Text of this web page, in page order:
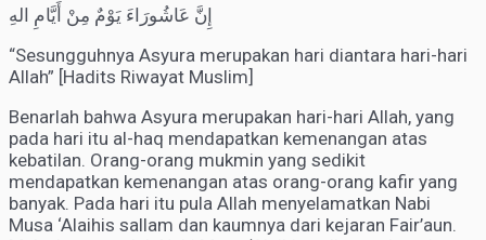
إِنَّ عَاشُورَاءَ يَوْمٌ مِنْ أَيَّامِ الهِ
“Sesungguhnya Asyura merupakan hari diantara hari-hari
Allah” [Hadits Riwayat Muslim]
Benarlah bahwa Asyura merupakan hari-hari Allah, yang
pada hari itu al-haq mendapatkan kemenangan atas
kebatilan. Orang-orang mukmin yang sedikit
mendapatkan kemenangan atas orang-orang kafir yang
banyak. Pada hari itu pula Allah menyelamatkan Nabi
Musa ‘Alaihis sallam dan kaumnya dari kejaran Fair’aun.